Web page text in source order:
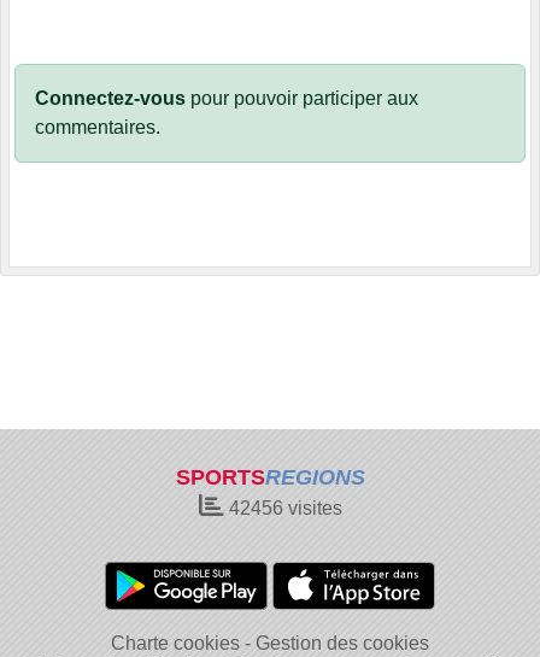
Connectez-vous pour pouvoir participer aux
commentaires.
SPORTSREGIONS
42456visites
Charte cookies
Gestion des cookies